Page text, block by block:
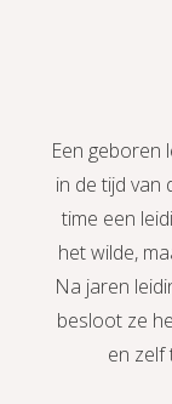
Een geboren
in de tijd van
time een
het wilde,
Na jaren
besloot ze
en zelf